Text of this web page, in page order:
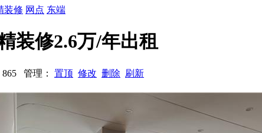
装修 网点 东端
装修2.6万/年出租
865 管理： 置顶 修改 删除 刷新